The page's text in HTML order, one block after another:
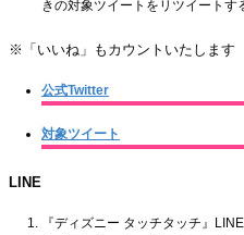
きの対象ツイートをリツイートす
※「いいね」もカウントいたします
公式Twitter
対象ツイート
LINE
『ディズニー タッチタッチ』